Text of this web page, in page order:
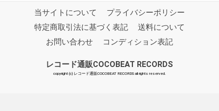
当サイトについて
プライバシーポリシー
特定商取引法に基づく表記
送料について
お問い合わせ
コンディション表記
レコード通販COCOBEAT RECORDS
copyright (c) レコード通販COCOBEAT RECORDS all rights reserved.